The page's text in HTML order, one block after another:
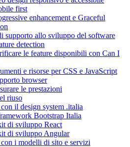
first
enhancement e Graceful
supporto allo sviluppo del software
detection
le feature disponibili con Can I
e risorse per CSS e JavaScript
browser
le prestazioni
riuso
il design system .italia
Bootstrap Italia
di sviluppo React
di sviluppo Angular
i modelli di sito e servizi